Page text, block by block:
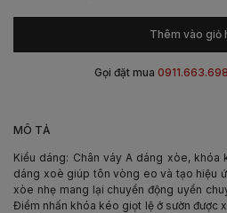
MÔ TẢ
Kiểu dáng: Chân váy A dáng xòe, khóa
dáng xoè giúp tôn vòng eo và tạo hiệu
xòe nhẹ mang lại chuyển động uyển
Điểm nhấn khóa kéo giọt lệ ở sườn được
Thêm vào giỏ
Gọi đặt mua 0911.663.698